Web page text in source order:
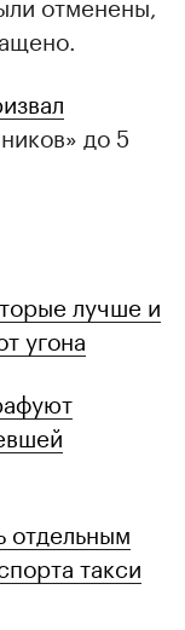
до 5
лучше и
угона
отдельным
такси